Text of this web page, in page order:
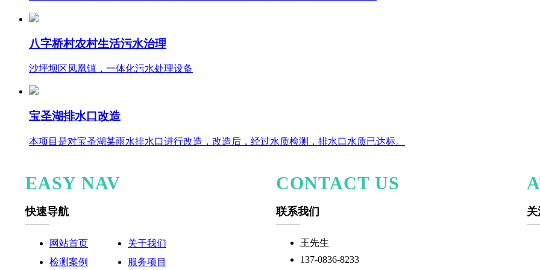
八字桥村农村生活污水治理
沙坪坝区凤凰镇，一体化污水处理设备
宝圣湖排水口改造
本项目是对宝圣湖某雨水排水口进行改造，改造后，经过水质检测，排水口水质已达标。
EASY NAV
快速导航
网站首页
关于我们
检测案例
服务项目
CONTACT US
联系我们
王先生
137-0836-8233
关